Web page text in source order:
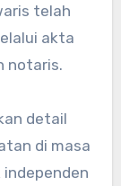
telah
akta
notaris.
detail
di masa
independen